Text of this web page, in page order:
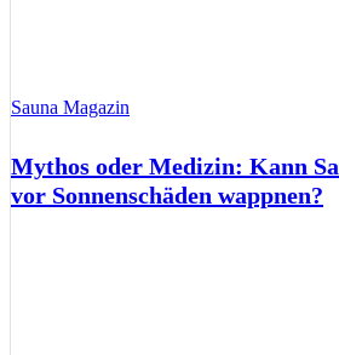
Sauna Magazin
Mythos oder Medizin: Kann
vor Sonnenschäden wappnen?